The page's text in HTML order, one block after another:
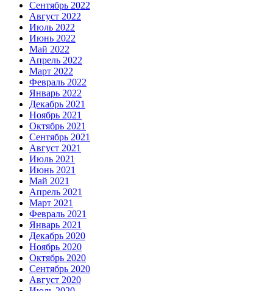
Сентябрь 2022
Август 2022
Июль 2022
Июнь 2022
Май 2022
Апрель 2022
Март 2022
Февраль 2022
Январь 2022
Декабрь 2021
Ноябрь 2021
Октябрь 2021
Сентябрь 2021
Август 2021
Июль 2021
Июнь 2021
Май 2021
Апрель 2021
Март 2021
Февраль 2021
Январь 2021
Декабрь 2020
Ноябрь 2020
Октябрь 2020
Сентябрь 2020
Август 2020